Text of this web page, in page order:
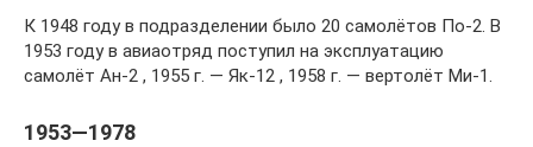
К 1948 году в подразделении было 20 самолётов По-2. В
1953 году в авиаотряд поступил на эксплуатацию
самолёт Ан-2 , 1955 г. — Як-12 , 1958 г. — вертолёт Ми-1.
1953—1978